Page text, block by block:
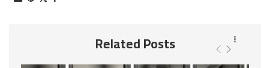
Related Posts